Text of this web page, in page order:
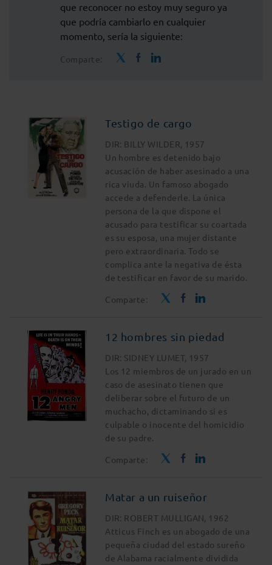
que reconocer no estoy muy seguro ya
que podría cambiarlo en cualquier
momento, sería la siguiente:
Comparte:
Testigo de cargo
DIR: BILLY WILDER, 1957
Un hombre es detenido bajo
acusación de haber asesinado a una
rica viuda. Un famoso abogado
accede a defenderle. La única
persona de la que dispone el
acusado para testificar su coartada
es su esposa, una mujer distante
pero extraordinaria. Todo se
complica ante la negativa de ésta
de testificar en favor de su marido.
Comparte:
12 hombres sin piedad
DIR: SIDNEY LUMET, 1957
Los 12 miembros de un jurado en un
caso de asesinato tienen que
deliberar sobre el futuro de un
muchacho, dictaminando si es
culpable o inocente del homicidio
de su padre.
Comparte:
Matar a un ruiseñor
DIR: ROBERT MULLIGAN, 1962
Atticus Finch es un abogado de una
pequeña ciudad del estado sureño
de Alabama racialmente dividida